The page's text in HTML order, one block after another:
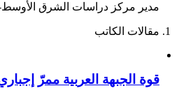
مدير مركز دراسات الشرق الأوسط-
مقالات الكاتب
قوة الجبهة العربية ممرّ